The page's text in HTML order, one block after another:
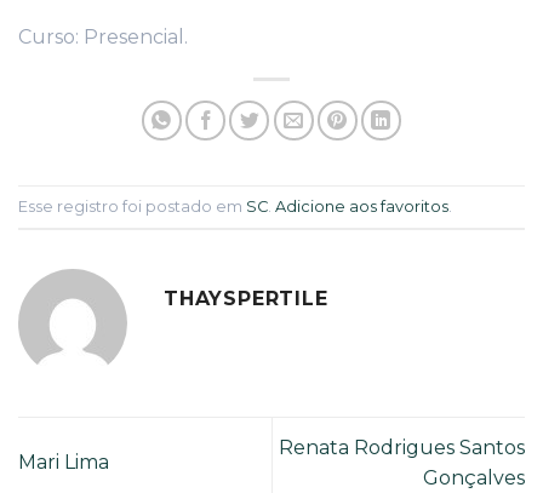
Curso: Presencial.
Esse registro foi postado em SC Adicione aos favoritos
THAYSPERTILE
Mari Lima
Renata Rodrigues Santos
Gonçalves